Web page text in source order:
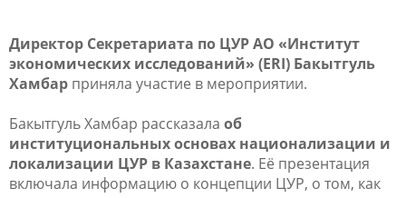
Директор Секретариата по ЦУР АО «Институт
экономических исследований» (ERI) Бакытгуль
Хамбар приняла участие в мероприятии.
Бакытгуль Хамбар рассказала об
институциональных основах национализации и
локализации ЦУР в Казахстане. Её презентация
включала информацию о концепции ЦУР, о том, как